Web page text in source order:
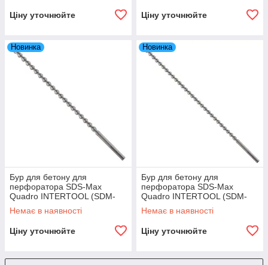
Ціну уточнюйте Ціну уточнюйте
Новинка
Бур для бетону для
перфоратора SDS-Max
Quadro INTERTOOL (SDM-
2260) 22×600 мм
Немає в наявності
Ціну уточнюйте
Новинка
Бур для бетону для
перфоратора SDS-Max
Quadro INTERTOOL (SDM-
2280) 22×800 мм
Немає в наявності
Ціну уточнюйте